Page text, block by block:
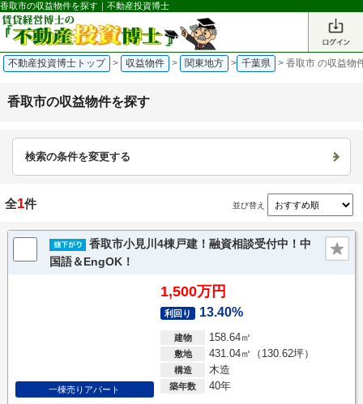
香取市の収益物件を探す｜不動産投資博士
不動産投資博士トップ > 収益物件 > 関東地方 > 千葉県 > 香取市 の収益物
香取市の収益物件を探す
検索の条件を変更する
全1件 並び替え
香取市小見川4棟戸建！融資相談受付中！中
国語＆EngOK！
一棟売りアパート
1,500万円
利回り 13.40%
建物 158.64㎡
敷地 431.04㎡（130.62坪）
構造 木造
築年数 40年